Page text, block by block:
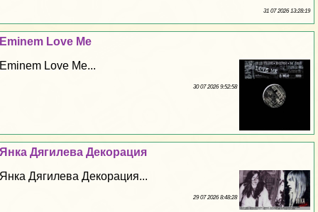
31 07 2026 13:28:19
Eminem Love Me
Eminem Love Me...
30 07 2026 9:52:58
Янка Дягилева Декорация
Янка Дягилева Декорация...
29 07 2026 8:48:28